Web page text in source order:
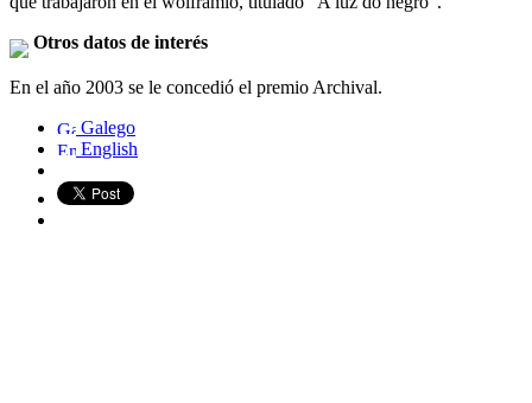
Otros datos de interés
En el año 2003 se le concedió el premio Archival.
Galego
English